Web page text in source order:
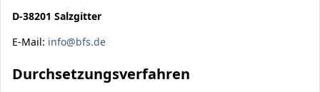
D-38201 Salzgitter
E-Mail: info@bfs.de
Durchsetzungsverfahren